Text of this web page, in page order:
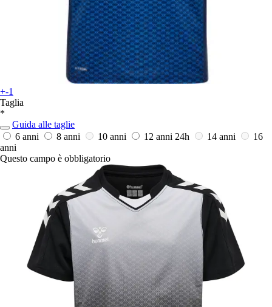
+-1
Taglia
*
Guida alle taglie
6 anni
8 anni 10 anni 12 anni 24h 14 anni
16
anni
Questo campo è obbligatorio